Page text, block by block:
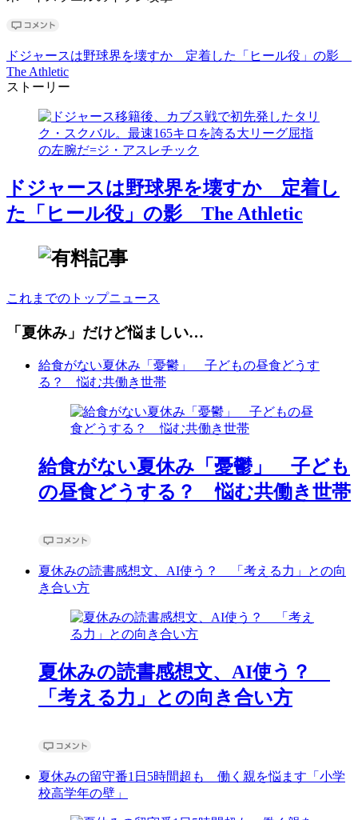
ドジャースは野球界を壊すか 定着した「ヒール役」の影
The Athletic
ストーリー
ドジャースは野球界を壊すか 定着し
た「ヒール役」の影 The Athletic
これまでのトップニュース
「夏休み」だけど悩ましい…
給食がない夏休み「憂鬱」 子どもの昼食どうす
る？ 悩む共働き世帯
給食がない夏休み「憂鬱」 子ども
の昼食どうする？ 悩む共働き世帯
夏休みの読書感想文、AI使う？ 「考える力」との向
き合い方
夏休みの読書感想文、AI使う？
「考える力」との向き合い方
夏休みの留守番1日5時間超も 働く親を悩ます「小学
校高学年の壁」